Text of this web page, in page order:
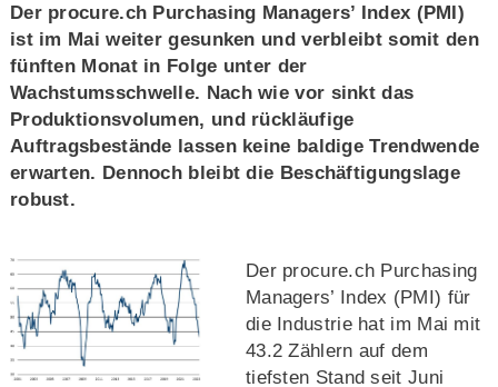
Der procure.ch Purchasing Managers’ Index (PMI)
ist im Mai weiter gesunken und verbleibt somit den
fünften Monat in Folge unter der
Wachstumsschwelle. Nach wie vor sinkt das
Produktionsvolumen, und rückläufige
Auftragsbestände lassen keine baldige Trendwende
erwarten. Dennoch bleibt die Beschäftigungslage
robust.
Der procure.ch Purchasing
Managers’ Index (PMI) für
die Industrie hat im Mai mit
43.2 Zählern auf dem
tiefsten Stand seit Juni